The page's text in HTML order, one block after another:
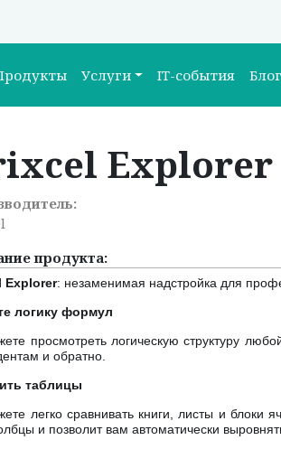
Услуги IT-события Блог
Explorer
продукта:
Explorer: незаменимая надстройка для
логику формул
просмотреть логическую структуру
и обратно.
таблицы
легко сравнивать книги, листы и блоки
и позволит вам автоматически